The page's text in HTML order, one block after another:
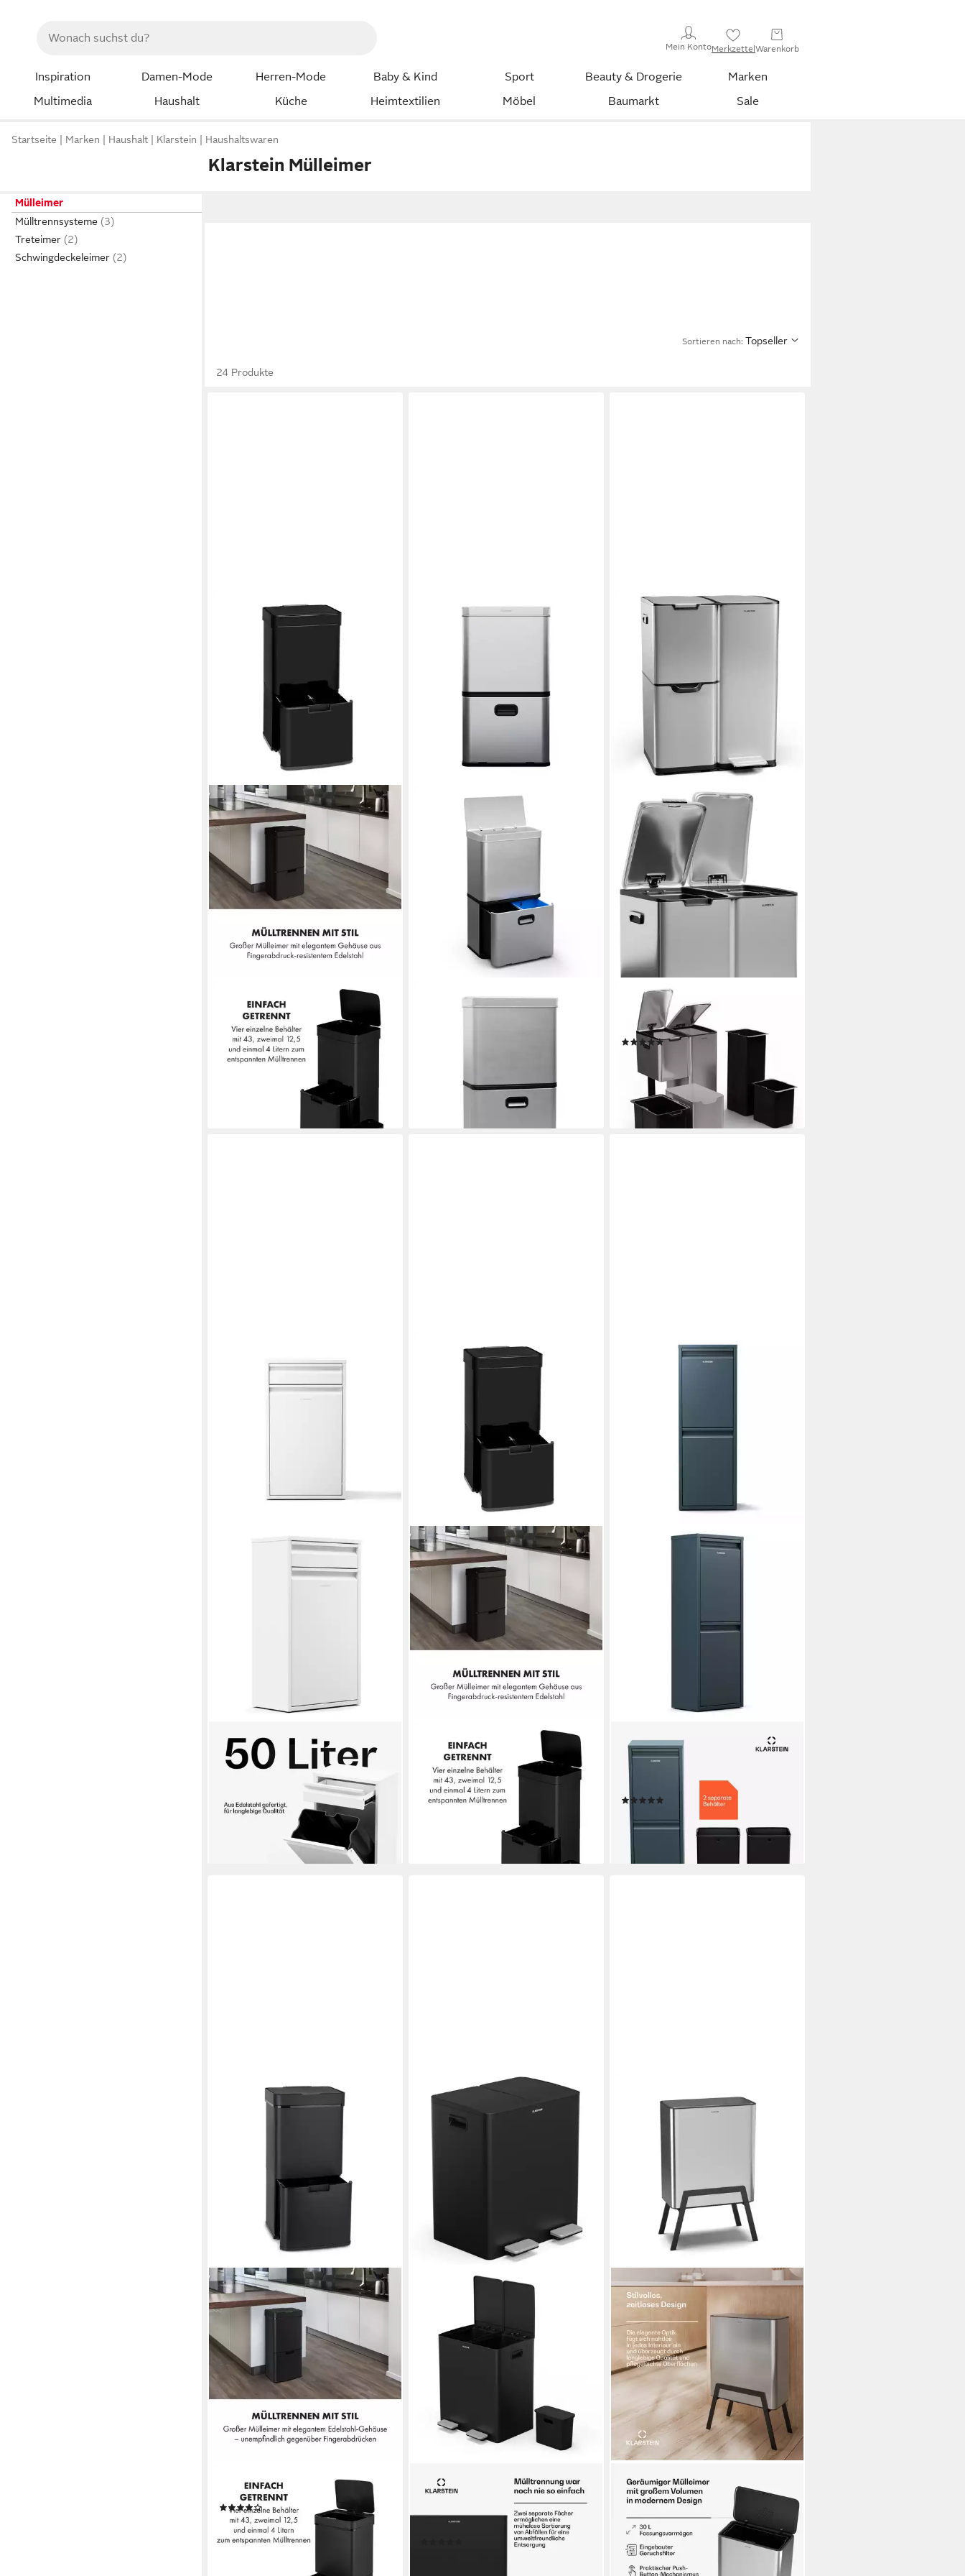
Mein KontoMerkzettelWarenkorb
Inspiration Damen-Mode Herren-Mode Baby & Kind Sport Beauty & Drogerie
Marken
Multimedia
Haushalt Küche Heimtextilien Möbel Baumarkt Sale
Startseite Marken Haushalt Klarstein Haushaltswaren
Klarstein Mülleimer
Mülleimer
Mülltrennsysteme
Treteimer
Schwingdeckeleimer
Sortieren nach: Topseller
24 Produkte
Mülleimer Touchless
179,99 € UVP259,99 €
-31%
lieferbar - in 3-4 Werktagen bei dir
KLARSTEIN
Mülleimer Touchless sensor bin,
lieferbar - in 3-4 Werktagen bei dir
KLARSTEIN
Mülltrennsystem Tiyo, Mülleimer 3
Fach Treteimer Trash Bin 60L
(3)
171,99 €
-39%
lieferbar - in 3-4 Werktagen bei dir
KLARSTEIN
Mülleimer Ordnungshüter,
Mülltonnenbox 2 Fach Treteimer
Trash Bin Garbage Müll
139,99 € UVP275,99 €
lieferbar - in 3-4 Werktagen bei dir
Mülleimer Touchless
179,99 € UVP259,99 €
-31%
lieferbar - in 3-4 Werktagen bei dir
Mülleimer Ordnungshüter,
Mülltonnenbox 2 Fach Treteimer
Trash Bin Garbage Müll
90,99 €
-53%
lieferbar - in 3-4 Werktagen bei dir
Mülleimer Royal Trash
(7)
179,99 € UVP 214,99 €
-16%
KLARSTEIN
Mülleimer EcoVista, Mülltonnenbox
Fach Treteimer Trash Bin Garbage
KLARSTEIN
Mülleimer Yuma, Mülltonnenbox
Trash Bin Garbage Müll 30 L
96,99 €
-28%